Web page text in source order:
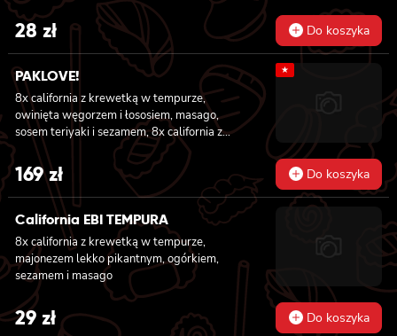
28 zł Do koszyka
PAKLOVE!
8x california z krewetką w tempurze,
owinięta węgorzem i łososiem, masago,
sosem teriyaki i sezamem, 8x california z
serkiem philadelphia i kanpyo, owinięta
opalonym łososiem, sosem teriyaki,
sezamem, 8x california z serkiem
philadelphia i awokado owinięta łososiem, 6x
futomaki z krewetką w tempurze, ogórkiem,
sałatą i majonezem lekko pikantnym, 6x
futomaki z łososiem, awokado, ogórkiem,
serkiem philadelphia i sałatą, sezamem, 6x
futomaki z pieczonym łososiem, serkiem
philadelphia, awokado, ogórkiem, kanpyo,
sałatą, sosem teriyaki i sezamem
★
169zł Do koszyka
California EBI TEMPURA
8x california z krewetką w tempurze,
majonezem lekko pikantnym, ogórkiem,
sezamem i masago
29 zł Do koszyka